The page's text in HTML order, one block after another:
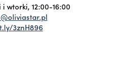
wtorki, 12:00-16:00
3znH896